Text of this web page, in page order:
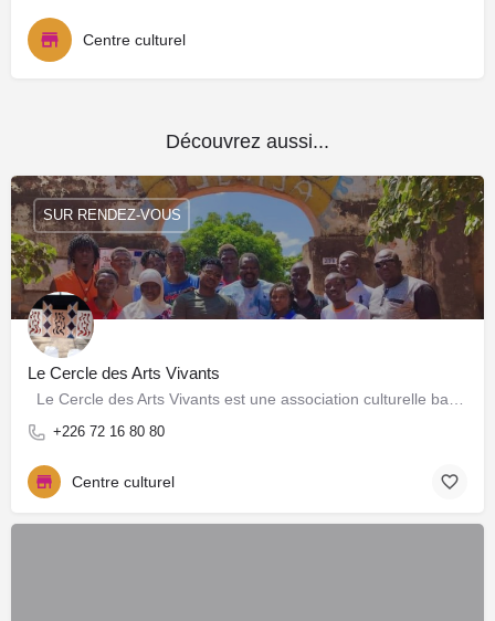
Centre culturel
Découvrez aussi...
Le Cercle des Arts Vivants
+226 72 16 80 80
SUR RENDEZ-VOUS
Centre culturel